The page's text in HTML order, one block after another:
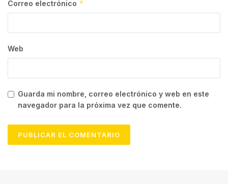
Correo electrónico *
Web
Guarda mi nombre, correo electrónico y web en este
navegador para la próxima vez que comente.